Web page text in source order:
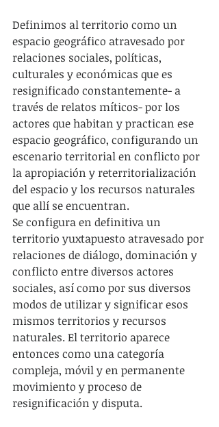
Definimos al territorio como un
espacio geográfico atravesado por
relaciones sociales, políticas,
culturales y económicas que es
resignificado constantemente- a
través de relatos míticos- por los
actores que habitan y practican ese
espacio geográfico, configurando un
escenario territorial en conflicto por
la apropiación y reterritorialización
del espacio y los recursos naturales
que allí se encuentran.
Se configura en definitiva un
territorio yuxtapuesto atravesado por
relaciones de diálogo, dominación y
conflicto entre diversos actores
sociales, así como por sus diversos
modos de utilizar y significar esos
mismos territorios y recursos
naturales. El territorio aparece
entonces como una categoría
compleja, móvil y en permanente
movimiento y proceso de
resignificación y disputa.